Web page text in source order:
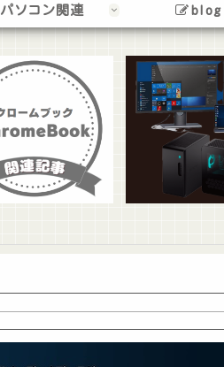
パソコン関連 blog